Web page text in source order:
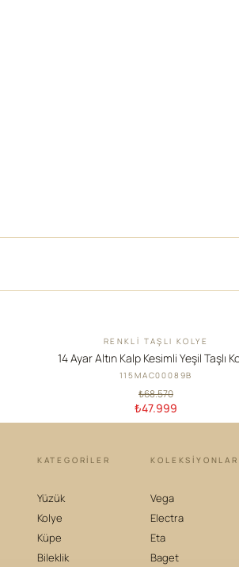
RENKLI TAŞLI KOLYE
14 Ayar Altın Kalp Kesimli Yeşil Taşlı
115MAC00089B
₺68.570
₺47.999
KATEGORILER
Yüzük
Kolye
Küpe
Bileklik
KOLEKSIYONLAR
Vega
Electra
Eta
Baget